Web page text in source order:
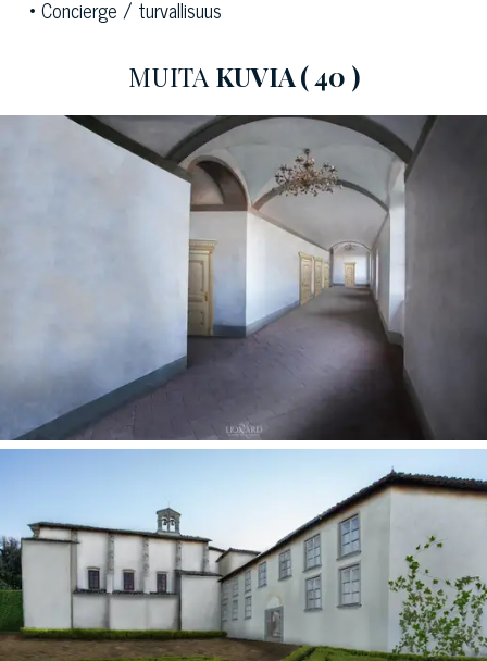
Concierge / turvallisuus
MUITA KUVIA( 40 )